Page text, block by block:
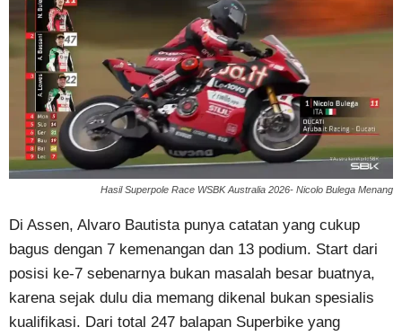
Hasil Superpole Race WSBK Australia 2026- Nicolo Bulega Menang
Di Assen, Alvaro Bautista punya catatan yang cukup
bagus dengan 7 kemenangan dan 13 podium. Start dari
posisi ke-7 sebenarnya bukan masalah besar buatnya,
karena sejak dulu dia memang dikenal bukan spesialis
kualifikasi. Dari total 247 balapan Superbike yang